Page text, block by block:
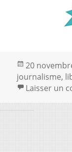
Publié
le
20
journalisme,
Laisser un